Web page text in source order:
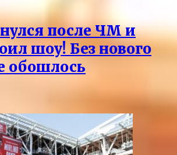
после ЧМ и
шоу! Без нового
обошлось